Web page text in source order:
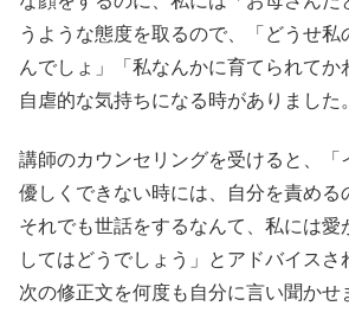
うような態度を取るので、「どうせ私
んでしょ」「私なんかに育てられてか
自虐的な気持ちになる時がありました。
講師のカウンセリングを受けると、「
優しくできない時には、自分を責める
それでも世話をするなんて、私には愛
してはどうでしょう」とアドバイスさ
次の修正文を何度も自分に言い聞かせ